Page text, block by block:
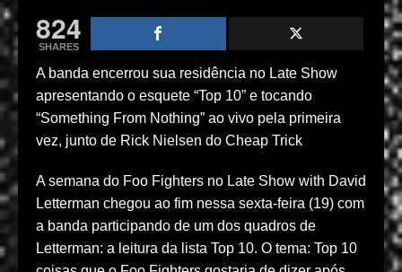
824
SHARES
A banda encerrou sua residência no Late Show
apresentando o esquete “Top 10” e tocando
“Something From Nothing” ao vivo pela primeira
vez, junto de Rick Nielsen do Cheap Trick
A semana do Foo Fighters no Late Show with David
Letterman chegou ao fim nessa sexta-feira (19) com
a banda participando de um dos quadros de
Letterman: a leitura da lista Top 10. O tema: Top 10